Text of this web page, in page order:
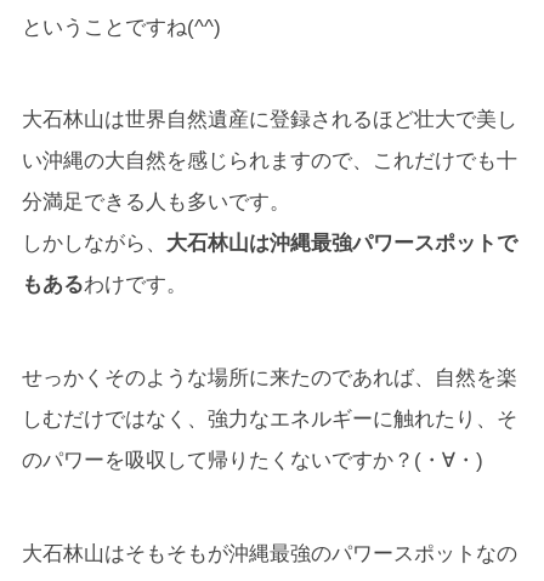
ということですね(^^)
大石林山は世界自然遺産に登録されるほど壮大で美し
い沖縄の大自然を感じられますので、これだけでも十
分満足できる人も多いです。
しかしながら、 大石林山は沖縄最強パワースポットで
もあるわけです。
せっかくそのような場所に来たのであれば、自然を楽
しむだけではなく、強力なエネルギーに触れたり、そ
のパワーを吸収して帰りたくないですか？(・∀・)
大石林山はそもそもが沖縄最強のパワースポットなの